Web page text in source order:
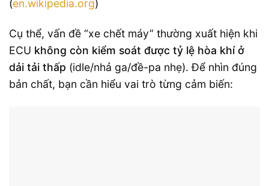
(en.wikipedia.org)
Cụ thể, vấn đề “xe chết máy” thường xuất hiện khi
ECU không còn kiểm soát được tỷ lệ hòa khí ở
dải tải thấp (idle/nhả ga/đề-pa nhẹ). Để nhìn đúng
bản chất, bạn cần hiểu vai trò từng cảm biến: